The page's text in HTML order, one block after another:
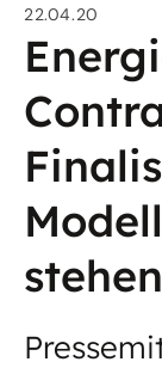
-
zur
Startseite
22.04.20